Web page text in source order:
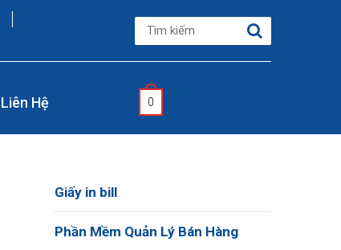
Liên Hệ 0
Giấy in bill
Phần Mềm Quản Lý Bán Hàng